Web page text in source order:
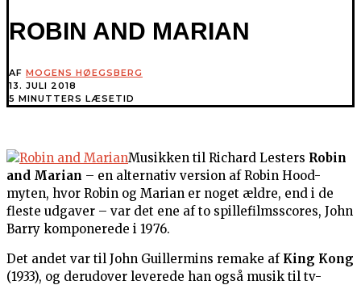
ROBIN AND MARIAN
AF MOGENS HØEGSBERG
13. JULI 2018
5 MINUTTERS LÆSETID
Musikken til Richard Lesters Robin
and Marian – en alternativ version af Robin Hood-
myten, hvor Robin og Marian er noget ældre, end i de
fleste udgaver – var det ene af to spillefilmsscores, John
Barry komponerede i 1976.
Det andet var til John Guillermins remake af King Kong
(1933), og derudover leverede han også musik til tv-